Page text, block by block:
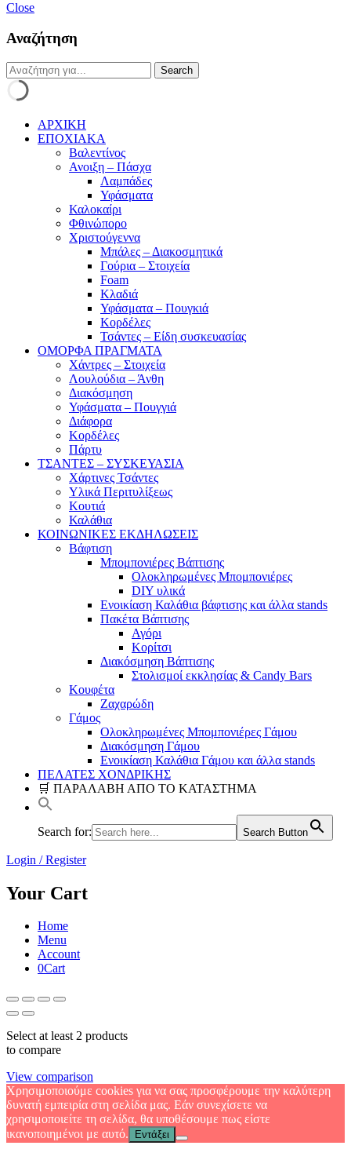
Close
Αναζήτηση
ΑΡΧΙΚΗ
ΕΠΟΧΙΑΚΑ
Βαλεντίνος
Ανοιξη – Πάσχα
Λαμπάδες
Υφάσματα
Καλοκαίρι
Φθινώπορο
Χριστούγεννα
Μπάλες – Διακοσμητικά
Γούρια – Στοιχεία
Foam
Κλαδιά
Υφάσματα – Πουγκιά
Κορδέλες
Τσάντες – Είδη συσκευασίας
ΟΜΟΡΦΑ ΠΡΑΓΜΑΤΑ
Χάντρες – Στοιχεία
Λουλούδια – Άνθη
Διακόσμηση
Υφάσματα – Πουγγιά
Διάφορα
Κορδέλες
Πάρτυ
ΤΣΑΝΤΕΣ – ΣΥΣΚΕΥΑΣΙΑ
Χάρτινες Τσάντες
Υλικά Περιτυλίξεως
Κουτιά
Καλάθια
ΚΟΙΝΩΝΙΚΕΣ ΕΚΔΗΛΩΣΕΙΣ
Βάφτιση
Μπομπονιέρες Βάπτισης
Ολοκληρωμένες Μπομπονιέρες
DIY υλικά
Ενοικίαση Καλάθια βάφτισης και άλλα stands
Πακέτα Βάπτισης
Αγόρι
Κορίτσι
Διακόσμηση Βάπτισης
Στολισμοί εκκλησίας & Candy Bars
Κουφέτα
Ζαχαρώδη
Γάμος
Ολοκληρωμένες Μπομπονιέρες Γάμου
Διακόσμηση Γάμου
Ενοικίαση Καλάθια Γάμου και άλλα stands
ΠΕΛΑΤΕΣ ΧΟΝΔΡΙΚΗΣ
🛒 ΠΑΡΑΛΑΒΗ ΑΠΟ ΤΟ ΚΑΤΑΣΤΗΜΑ
Search for: Search Button
Login / Register
Your Cart
Home
Menu
Account
0Cart
Select at least 2 products
to compare
View comparison
Χρησιμοποιούμε cookies για να σας προσφέρουμε την καλύτερη
δυνατή εμπειρία στη σελίδα μας. Εάν συνεχίσετε να
χρησιμοποιείτε τη σελίδα, θα υποθέσουμε πως είστε
ικανοποιημένοι με αυτό.
Εντάξει